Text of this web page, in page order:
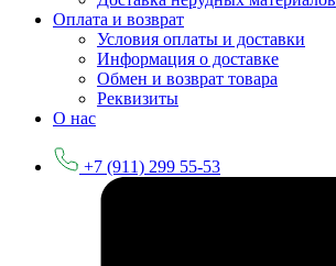
Оплата и возврат
Условия оплаты и доставки
Информация о доставке
Обмен и возврат товара
Реквизиты
О нас
+7 (911) 299 55-53